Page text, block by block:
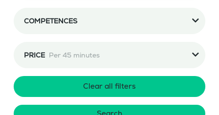
COMPETENCES
PRICE Per 45 minutes
Clear all filters
Search